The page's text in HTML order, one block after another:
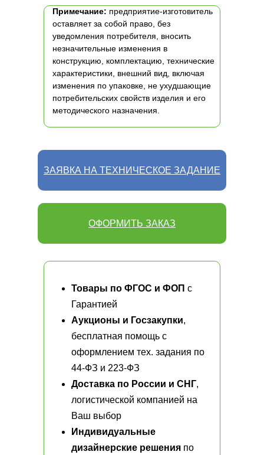
ЗАЯВКА НА ТЕХНИЧЕСКОЕ ЗАДАНИЕ
ОФОРМИТЬ ЗАКАЗ
Товары по ФГОС и ФОП с
Гарантией
Аукционы и Госзакупки,
бесплатная помощь с
оформлением тех. задания по
44-ФЗ и 223-ФЗ
Доставка по России и СНГ,
логистической компанией на
Ваш выбор
Индивидуальные
дизайнерские решения по
Примечание: предприятие-изготовитель
оставляет за собой право, без
уведомления потребителя, вносить
незначительные изменения в
конструкцию, комплектацию, технические
характеристики, внешний вид, включая
изменения по упаковке, не ухудшающие
потребительских свойств изделия и его
методического назначения.